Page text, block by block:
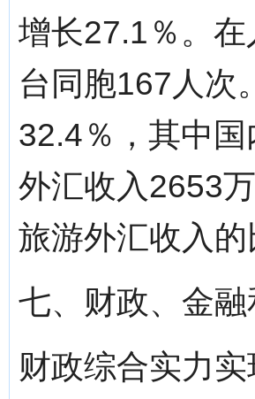
增长27.1％。
台同胞167人次
32.4％，其中
外汇收入2653
旅游外汇收入
七、财政、金
财政综合实力